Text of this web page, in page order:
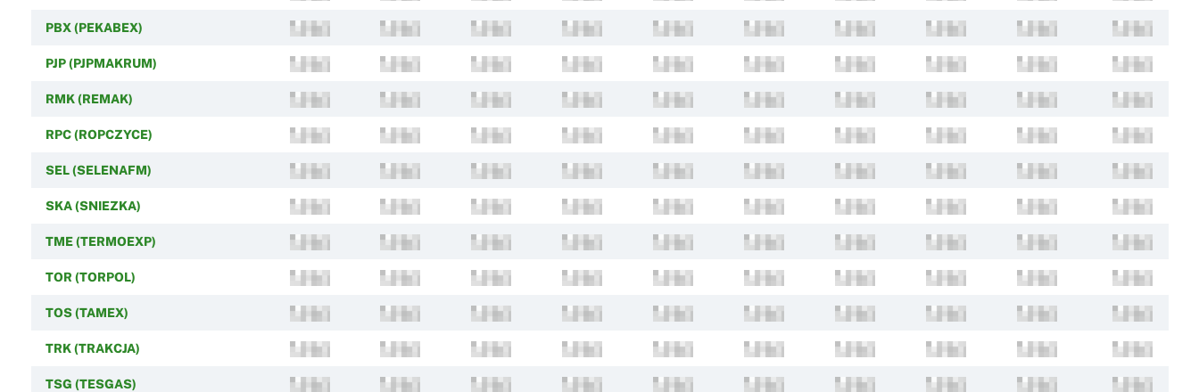
PBX (PEKABEX)
PJP (PJPMAKRUM)
RMK (REMAK)
RPC (ROPCZYCE)
SEL (SELENAFM)
SKA (SNIEZKA)
TME (TERMOEXP)
TOR (TORPOL)
TOS (TAMEX)
TRK (TRAKCJA)
TSG (TESGAS)